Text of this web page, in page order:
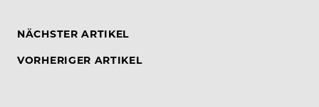
NÄCHSTER ARTIKEL
VORHERIGER ARTIKEL